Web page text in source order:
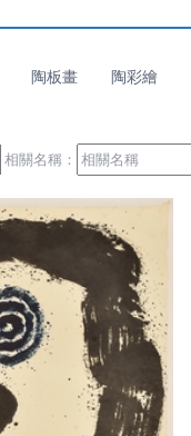
陶板畫 陶彩繪
相關名稱：